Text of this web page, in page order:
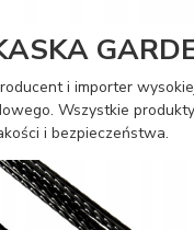
i importer
Wszystkie
i bezpieczeństwa.